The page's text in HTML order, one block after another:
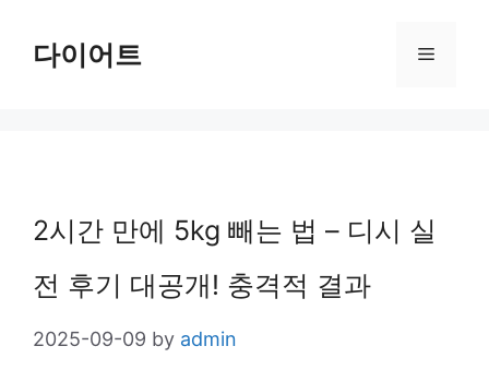
다이어트 Menu
2시간 만에 5kg 빼는 법 – 디시 실
전 후기 대공개! 충격적 결과
2025-09-09 by admin